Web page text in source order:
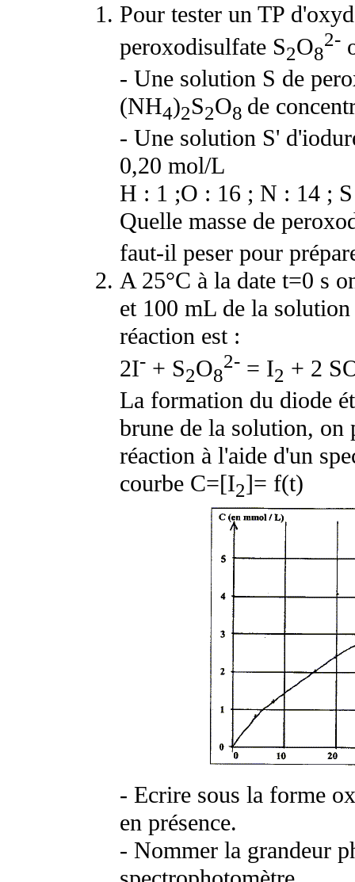
Pour tester un TP
peroxodisulfate S2O8
2-
- Une solution S de
(NH4)2S2O8 de
- Une solution S'
0,20 mol/L
H : 1 ;O : 16 ; N : 14 ;
Quelle masse de
faut-il peser pour
A 25°C à la date t=0 s
et 100 mL de la
réaction est :
2I-+ S2O8
2-= I2 + 2
La formation du diode
brune de la solution, on
réaction à l'aide d'un
courbe C=[I2]= f(t)
- Ecrire sous la forme
en présence.
- Nommer la grandeur